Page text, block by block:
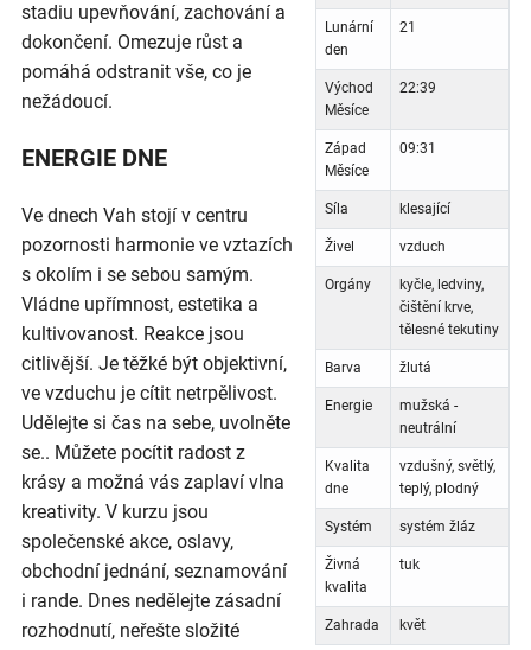
Lunární
den
21
Východ
Měsíce
22:39
Západ
Měsíce
09:31
Síla klesající
Živel vzduch
Orgány
kyčle, ledviny,
čištění krve,
tělesné tekutiny
Barva žlutá
Energie
mužská -
neutrální
Kvalita
dne
vzdušný, světlý,
teplý, plodný
Systém systém žláz
Živná
kvalita
tuk
Zahrada květ
stadiu upevňování, zachování a
dokončení. Omezuje růst a
pomáhá odstranit vše, co je
nežádoucí.
ENERGIE DNE
Ve dnech Vah stojí v centru
pozornosti harmonie ve vztazích
s okolím i se sebou samým.
Vládne upřímnost, estetika a
kultivovanost. Reakce jsou
citlivější. Je těžké být objektivní,
ve vzduchu je cítit netrpělivost.
Udělejte si čas na sebe, uvolněte
se.. Můžete pocítit radost z
krásy a možná vás zaplaví vlna
kreativity. V kurzu jsou
společenské akce, oslavy,
obchodní jednání, seznamování
i rande. Dnes nedělejte zásadní
rozhodnutí, neřešte složité